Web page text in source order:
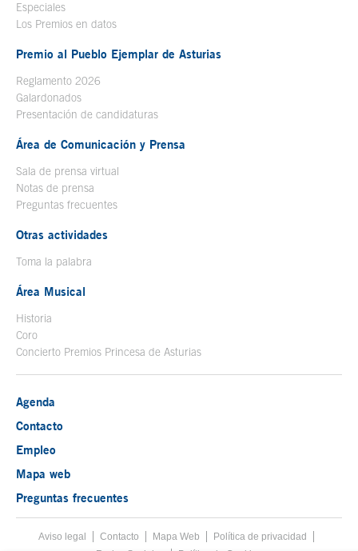
Especiales
Los Premios en datos
Premio al Pueblo Ejemplar de Asturias
Reglamento 2026
Galardonados
Presentación de candidaturas
Área de Comunicación y Prensa
Sala de prensa virtual
Notas de prensa
Preguntas frecuentes
Otras actividades
Toma la palabra
Área Musical
Historia
Coro
Concierto Premios Princesa de Asturias
Agenda
Contacto
Empleo
Mapa web
Preguntas frecuentes
Menú pie
Aviso legal Tecla de acceso 8
Contacto Mapa Web
Política de privacidad